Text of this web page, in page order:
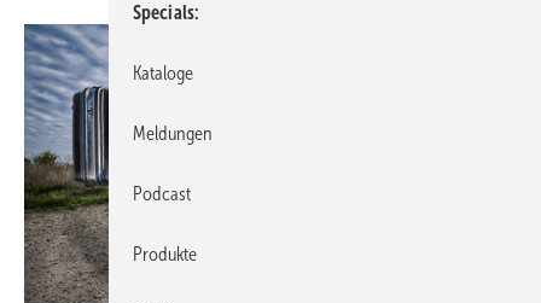
Specials
Kataloge
Meldungen
Podcast
Produkte